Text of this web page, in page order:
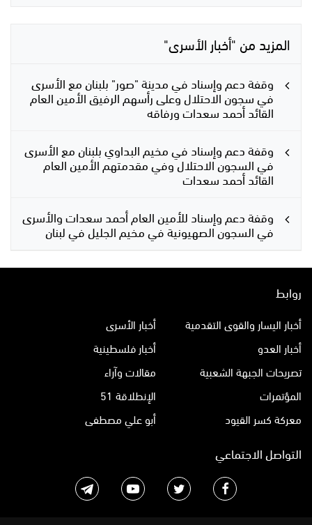
المزيد من "أخبار الأسرى"
وقفة دعم وإسناد في مدينة "صور" بلبنان مع الأسرى
في سجون الاحتلال وعلى رأسهم الرفيق الأمين العام
القائد أحمد سعدات ورفاقه
وقفة دعم وإسناد في مخيم البداوي بلبنان مع الأسرى
في السجون الاحتلال وفي مقدمتهم الأمين العام
القائد أحمد سعدات
وقفة دعم وإسناد للأمين العام أحمد سعدات والأسرى
في السجون الصهيونية في مخيم الجليل في لبنان
روابط
أخبار اليسار والقوى التقدمية
أخبار الأسرى
أخبار العدو
أخبار فلسطينية
تصريحات الجبهة الشعبية
مقالات وآراء
المؤتمرات
الإنطلاقة 51
معركة كسر القيود
أبو علي مصطفى
التواصل الاجتماعي